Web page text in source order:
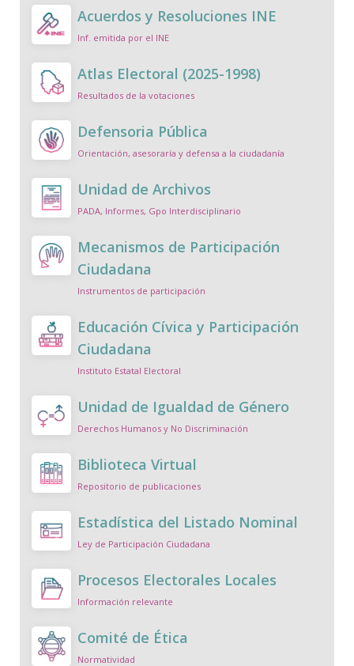
Acuerdos y Resoluciones INE
Inf. emitida por el INE
Atlas Electoral (2025-1998)
Resultados de la votaciones
Defensoria Pública
Orientación, asesoraría y defensa a la ciudadanía
Unidad de Archivos
PADA, Informes, Gpo Interdisciplinario
Mecanismos de Participación
Ciudadana
Instrumentos de participación
Educación Cívica y Participación
Ciudadana
Instituto Estatal Electoral
Unidad de Igualdad de Género
Derechos Humanos y No Discriminación
Biblioteca Virtual
Repositorio de publicaciones
Estadística del Listado Nominal
Ley de Participación Ciudadana
Procesos Electorales Locales
Información relevante
Comité de Ética
Normatividad